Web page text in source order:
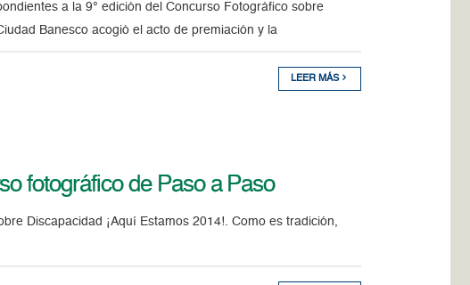
a la 9° edición del Concurso Fotográfico sobre
Banesco acogió el acto de premiación y la
LEER MÁS
fotográfico de Paso a Paso
Discapacidad ¡Aquí Estamos 2014!. Como es tradición,